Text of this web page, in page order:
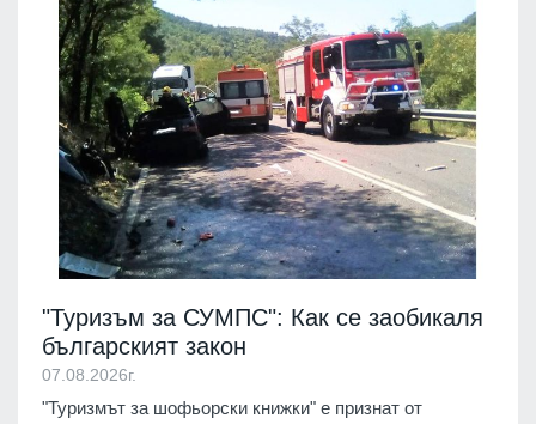
"Туризъм за СУМПС": Как се заобикаля
българският закон
07.08.2026г.
"Туризмът за шофьорски книжки" е признат от